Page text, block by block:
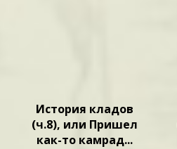
История кладов
(ч.8), или Пришел
как-то камрад...